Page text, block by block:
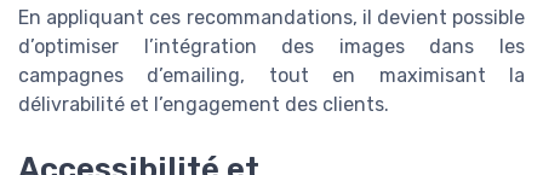
En appliquant ces recommandations, il devient possible
d’optimiser l’intégration des images dans les
campagnes d’emailing, tout en maximisant la
délivrabilité et l’engagement des clients.